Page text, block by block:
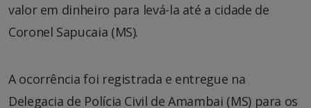
valor em dinheiro para levá-la até a cidade de
Coronel Sapucaia (MS).
A ocorrência foi registrada e entregue na
Delegacia de Polícia Civil de Amambai (MS) para os